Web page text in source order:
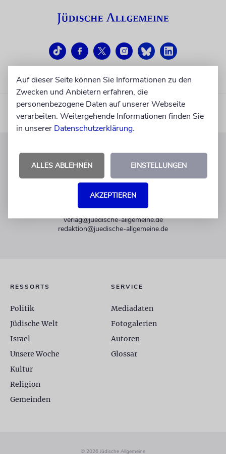
KUNDENSERVICE
+49 30 275833 0
Mo-Do 9-17 Uhr
verlag@juedische-allgemeine.de
redaktion@juedische-allgemeine.de
RESSORTS
Politik
Jüdische Welt
Israel
Unsere Woche
Kultur
Religion
Gemeinden
SERVICE
Mediadaten
Fotogalerien
Autoren
Glossar
© 2026 Jüdische Allgemeine
Auf dieser Seite können Sie Informationen zu den
Zwecken und Anbietern erfahren, die
personenbezogene Daten auf unserer Webseite
verarbeiten. Weitergehende Informationen finden Sie
in unserer Datenschutzerklärung.
ALLES ABLEHNEN EINSTELLUNGEN
AKZEPTIEREN